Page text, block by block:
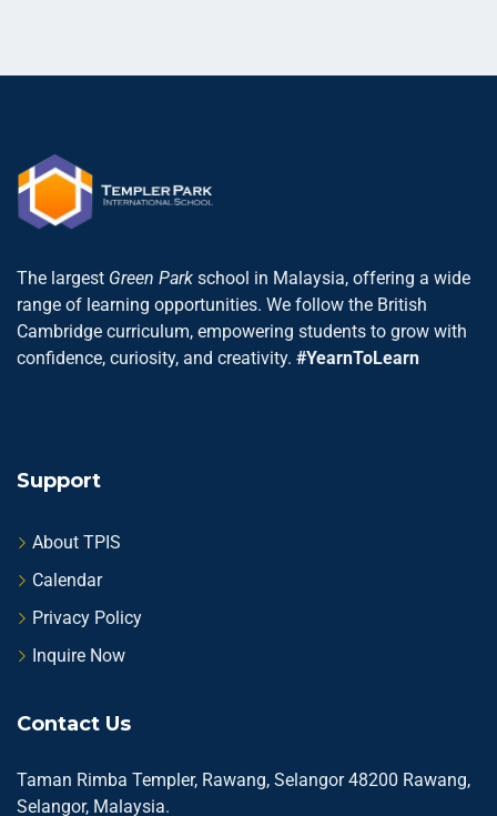
The largest Green Park school in Malaysia, offering a wide
range of learning opportunities. We follow the British
Cambridge curriculum, empowering students to grow with
confidence, curiosity, and creativity. #YearnToLearn
Support
About TPIS
Calendar
Privacy Policy
Inquire Now
Contact Us
Taman Rimba Templer, Rawang, Selangor 48200 Rawang,
Selangor, Malaysia.